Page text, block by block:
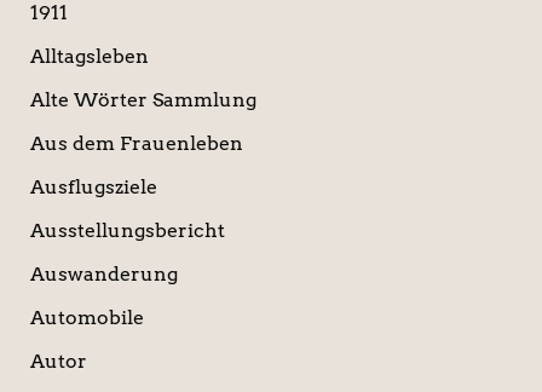
h
1911
Alltagsleben
Alte Wörter Sammlung
Aus dem Frauenleben
Ausflugsziele
Ausstellungsbericht
Auswanderung
Automobile
Autor